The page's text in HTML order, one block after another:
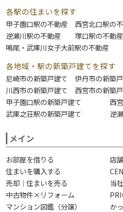
各駅の住まいを探す
甲子園口駅の不動産 西宮北口駅の
逆瀬川駅の不動産
塚口駅の不動産
鳴尾・武庫川女子大前駅の不動産
各地域・駅の新築戸建てを探す
尼崎市の新築戸建て 伊丹市の新築
川西市の新築戸建て
西宮市の新築
甲子園口駅の新築戸建て
西
武庫之荘駅の新築戸建て
逆
メイン
お部屋を借りる
店
住まいを購入する
売却｜住まいを売る
当
中古物件×リフォーム
マンション図鑑（分譲）
か